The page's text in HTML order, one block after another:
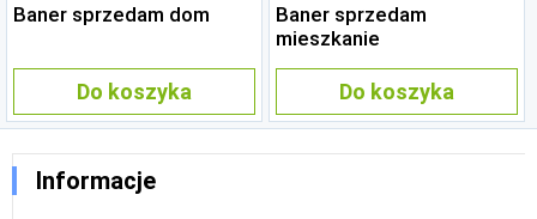
Baner sprzedam dom
Do koszyka
Baner sprzedam
mieszkanie
Do koszyka
Informacje